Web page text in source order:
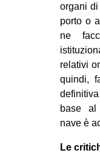
organi
porto o
ne
relativi
quindi,
base al
nave è
Le